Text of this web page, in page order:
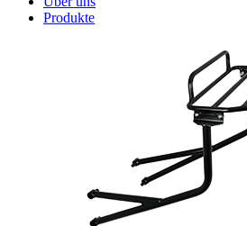
Produkte